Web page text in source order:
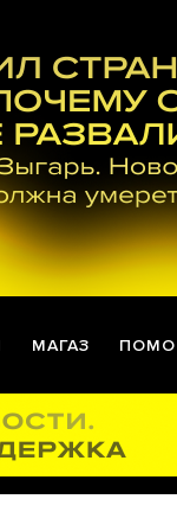
МАГАЗ